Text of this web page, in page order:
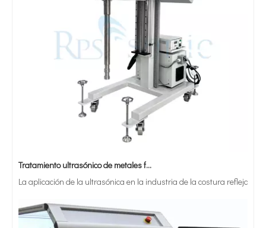
Soldadura de cinta ultrasónica de alta resistencia de 20 kHz para soldadura y corte de CINTAS Y CINTAS
La aplicación de la ultrasónica en la industria de la costura refleja